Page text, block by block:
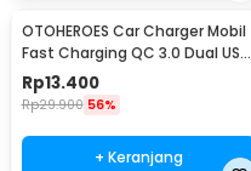
OTOHEROES Car Charger Mobil
Fast Charging QC 3.0 Dual USB
3.1A 30W - DC-681
Rp13.400
Rp29.900 56%
+ Keranjang